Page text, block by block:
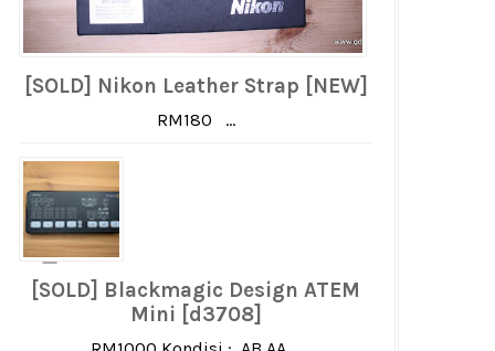
[SOLD] Nikon Leather Strap [NEW]
RM180 ...
[SOLD] Blackmagic Design ATEM
Mini [d3708]